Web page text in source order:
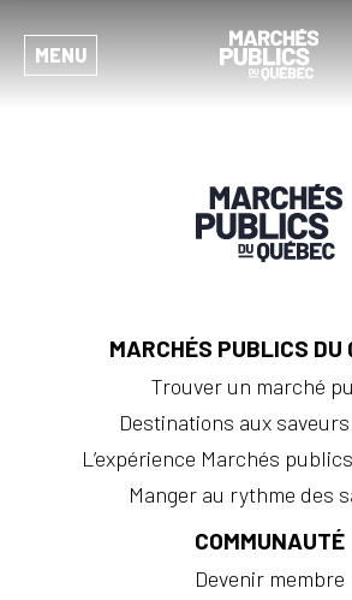
MENU
MARCHÉS PUBLICS DU
Trouver un marché
Destinations aux
L’expérience Marchés
Manger au rythme des
COMMUNAUTÉ
Devenir membre